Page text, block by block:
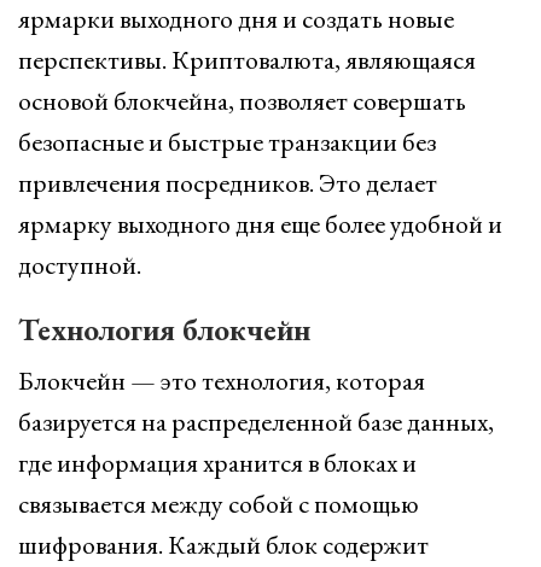
ярмарки выходного дня и создать новые
перспективы. Криптовалюта, являющаяся
основой блокчейна, позволяет совершать
безопасные и быстрые транзакции без
привлечения посредников. Это делает
ярмарку выходного дня еще более удобной и
доступной.
Технология блокчейн
Блокчейн — это технология, которая
базируется на распределенной базе данных,
где информация хранится в блоках и
связывается между собой с помощью
шифрования. Каждый блок содержит